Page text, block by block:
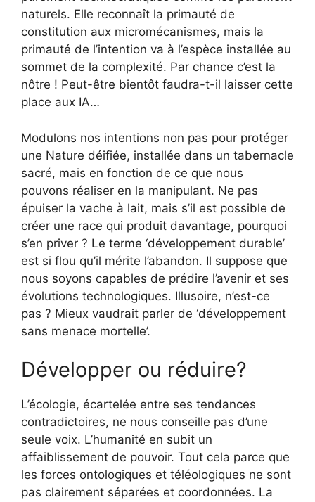
naturels. Elle reconnaît la primauté de
constitution aux micromécanismes, mais la
primauté de l’intention va à l’espèce installée au
sommet de la complexité. Par chance c’est la
nôtre ! Peut-être bientôt faudra-t-il laisser cette
place aux IA…
Modulons nos intentions non pas pour protéger
une Nature déifiée, installée dans un tabernacle
sacré, mais en fonction de ce que nous
pouvons réaliser en la manipulant. Ne pas
épuiser la vache à lait, mais s’il est possible de
créer une race qui produit davantage, pourquoi
s’en priver ? Le terme ‘développement durable’
est si flou qu’il mérite l’abandon. Il suppose que
nous soyons capables de prédire l’avenir et ses
évolutions technologiques. Illusoire, n’est-ce
pas ? Mieux vaudrait parler de ‘développement
sans menace mortelle’.
Développer ou réduire?
L’écologie, écartelée entre ses tendances
contradictoires, ne nous conseille pas d’une
seule voix. L’humanité en subit un
affaiblissement de pouvoir. Tout cela parce que
les forces ontologiques et téléologiques ne sont
pas clairement séparées et coordonnées. La